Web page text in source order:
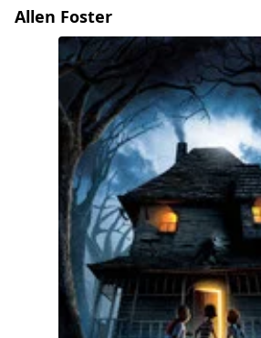
Sci-Fi & Fantasy
Allen Foster
Monster house: La casa de